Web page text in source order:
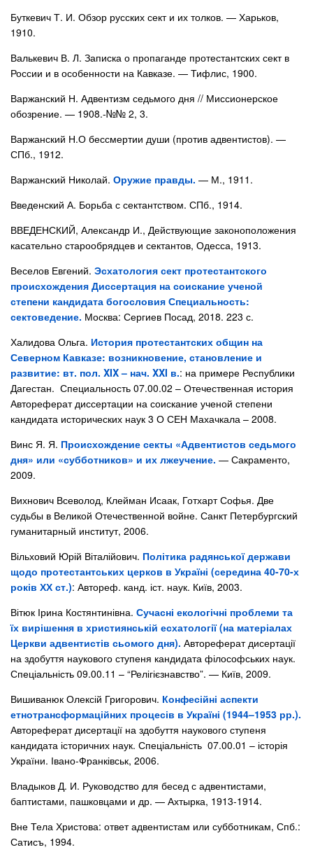
Буткевич Т. И. Обзор русских сект и их толков. — Харьков,
1910.
Валькевич В. Л. Записка о пропаганде протестантских сект в
России и в особенности на Кавказе. — Тифлис, 1900.
Варжанский Н. Адвентизм седьмого дня // Миссионерское
обозрение. — 1908.-№№ 2, 3.
Варжанский Н.О бессмертии души (против адвентистов). —
СПб., 1912.
Варжанский Николай. Оружие правды. — М., 1911.
Введенский А. Борьба с сектантством. СПб., 1914.
ВВЕДЕНСКИЙ, Александр И., Действующие законоположения
касательно старообрядцев и сектантов, Одесса, 1913.
Веселов Евгений. Эсхатология сект протестантского
происхождения Диссертация на соискание ученой
степени кандидата богословия Специальность:
сектоведение. Москва: Сергиев Посад, 2018. 223 с.
Халидова Ольга. История протестантских общин на
Северном Кавказе: возникновение, становление и
развитие: вт. пол. XIX – нач. XXI в.: на примере Республики
Дагестан. Специальность 07.00.02 – Отечественная история
Автореферат диссертации на соискание ученой степени
кандидата исторических наук 3 О СЕН Махачкала – 2008.
Винс Я. Я. Происхождение секты «Адвентистов седьмого
дня» или «субботников» и их лжеучение. — Сакраменто,
2009.
Вихнович Всеволод, Клейман Исаак, Готхарт Софья. Две
судьбы в Великой Отечественной войне. Санкт Петербургский
гуманитарный институт, 2006.
Вільховий Юрій Віталійович. Політика радянської держави
щодо протестантських церков в Україні (середина 40-70-х
років ХХ ст.): Автореф. канд. іст. наук. Київ, 2003.
Вітюк Ірина Костянтинівна. Сучасні екологічні проблеми та
їх вирішення в християнській есхатології (на матеріалах
Церкви адвентистів сьомого дня). Автореферат дисертації
на здобуття наукового ступеня кандидата філософських наук.
Спеціальність 09.00.11 – “Релігієзнавство”. — Київ, 2009.
Вишиванюк Олексій Григорович. Конфесійні аспекти
етнотрансформаційних процесів в Україні (1944–1953 рр.).
Автореферат дисертації на здобуття наукового ступеня
кандидата історичних наук. Спеціальність 07.00.01 – історія
України. Івано-Франківськ, 2006.
Владыков Д. И. Руководство для бесед с адвентистами,
баптистами, пашковцами и др. — Ахтырка, 1913-1914.
Вне Тела Христова: ответ адвентистам или субботникам, Спб.:
Сатисъ, 1994.